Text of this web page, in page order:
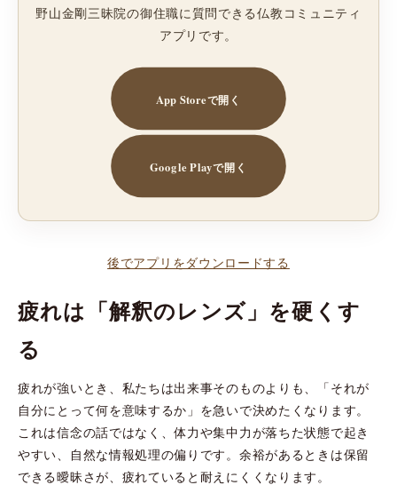
野山金剛三昧院の御住職に質問できる仏教コミュニティ
アプリです。
App Storeで開く
Google Playで開く
後でアプリをダウンロードする
疲れは「解釈のレンズ」を硬くす
る
疲れが強いとき、私たちは出来事そのものよりも、「それが
自分にとって何を意味するか」を急いで決めたくなります。
これは信念の話ではなく、体力や集中力が落ちた状態で起き
やすい、自然な情報処理の偏りです。余裕があるときは保留
できる曖昧さが、疲れていると耐えにくくなります。